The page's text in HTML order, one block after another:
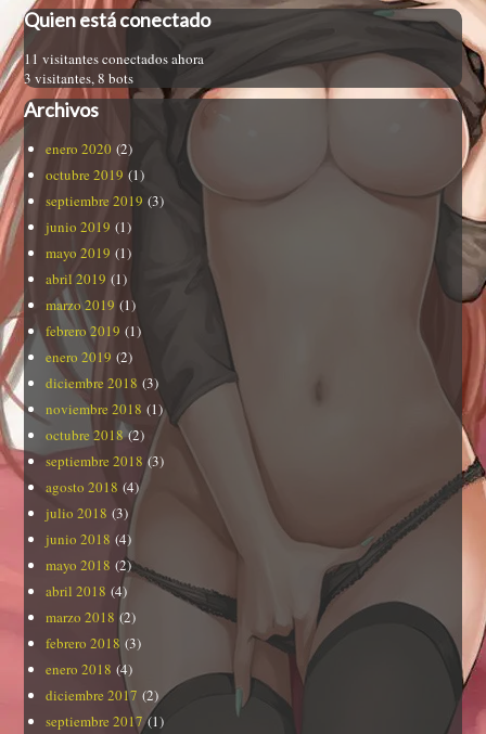
Quien está conectado
11 visitantes conectados ahora
3 visitantes,8 bots
Archivos
enero 2020 (2)
octubre 2019 (1)
septiembre 2019 (3)
junio 2019 (1)
mayo 2019 (1)
abril 2019 (1)
marzo 2019 (1)
febrero 2019 (1)
enero 2019 (2)
diciembre 2018 (3)
noviembre 2018 (1)
octubre 2018(2)
septiembre 2018 (3)
agosto 2018 (4)
julio 2018 (3)
junio 2018 (4)
mayo 2018 (2)
abril 2018 (4)
marzo 2018 (2)
febrero 2018 (3)
enero 2018 (4)
diciembre 2017 (2)
septiembre 2017(1)